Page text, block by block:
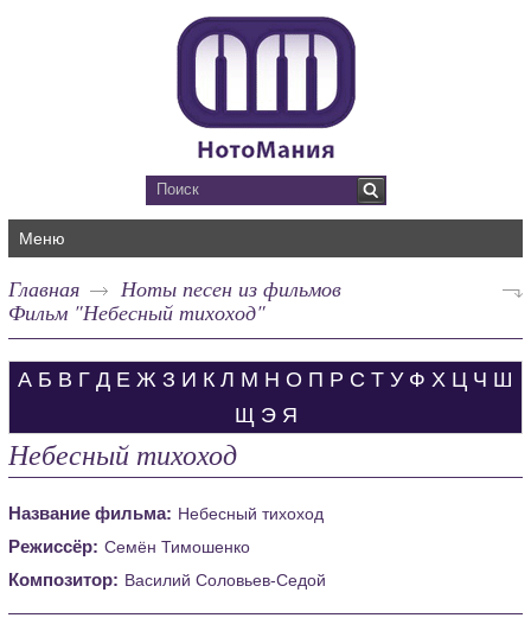
Меню
Главная
Ноты песен из фильмов
Фильм "Небесный тихоход"
А Б В Г Д Е Ж З И К Л М Н О П Р С Т У Ф Х Ц Ч Ш
Щ Э Я
Небесный тихоход
Название фильма: Небесный тихоход
Режиссёр: Семён Тимошенко
Композитор: Василий Соловьев-Седой